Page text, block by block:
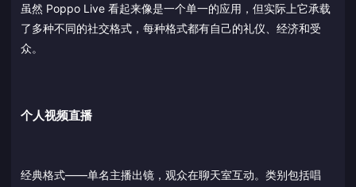
虽然 Poppo Live 看起来像是一个单一的应用，但实际上它承载
了多种不同的社交格式，每种格式都有自己的礼仪、经济和受
众。
个人视频直播
经典格式——单名主播出镜，观众在聊天室互动。类别包括唱